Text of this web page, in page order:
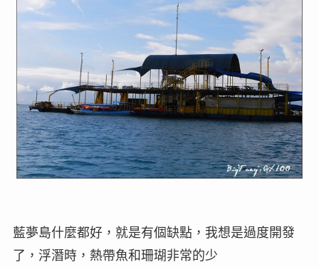
藍夢島什麼都好，就是有個缺點，我想是過度開發
了，浮潛時，熱帶魚和珊瑚非常的少